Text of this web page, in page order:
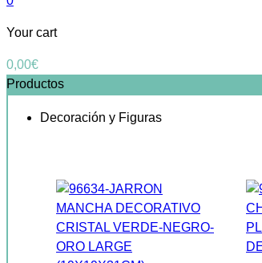
Your cart
0,00€
Productos
Decoración y Figuras